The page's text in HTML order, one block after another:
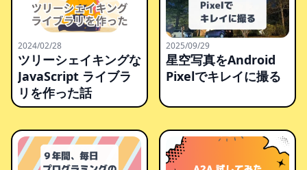
2024/02/28
ツリーシェイキングな
JavaScript ライブラ
リを作った話
2025/09/29
星空写真をAndroid
Pixelでキレイに撮る